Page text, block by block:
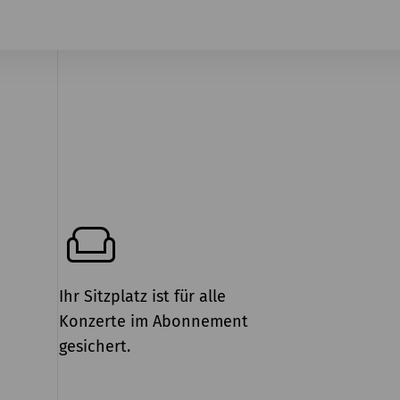
Ihr Sitzplatz ist für alle
Konzerte im Abonnement
gesichert.